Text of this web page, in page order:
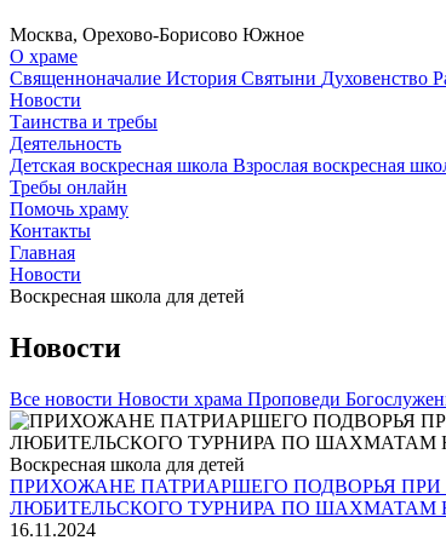
Москва, Орехово-Борисово Южное
О храме
Священноначалие История Святыни Духовенство
Новости
Таинства и требы
Деятельность
Детская воскресная школа Взрослая воскресная
Требы онлайн
Помочь храму
Контакты
Главная
Новости
Воскресная школа для детей
Новости
Все новости Новости храма Проповеди
Воскресная школа для детей
ПРИХОЖАНЕ ПАТРИАРШЕГО ПОДВОРЬЯ
ЛЮБИТЕЛЬСКОГО ТУРНИРА ПО ШАХМАТАМ
16.11.2024